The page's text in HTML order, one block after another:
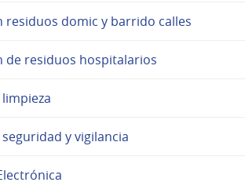
residuos domic y barrido calles
de residuos hospitalarios
y vigilancia